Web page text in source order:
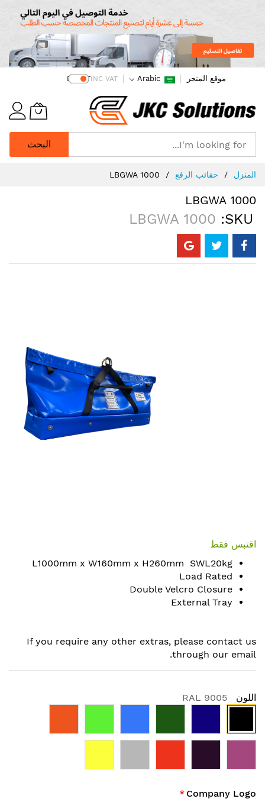
موقع المتجر Arabic
INC VAT
EX VAT
البحث
Skip
Content
المنزل حقائب الرفع LBGWA 1000
LBGWA 1000
SKU
LBGWA 1000
to
beginning
the
images
اقتبس فقط
L1000mm x W160mm x H260mm SWL20kg
Load Rated
Double Velcro Closure
External Tray
If you require any other extras, please contact us
through our email.
اللون RAL 9005
Company Logo